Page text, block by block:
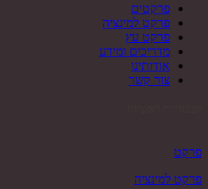
פרקטים
פרקט למינציה
פרקט עץ
מדריכים ומידע
אודותינו
צור קשר
פרקט
פרקט למינציה